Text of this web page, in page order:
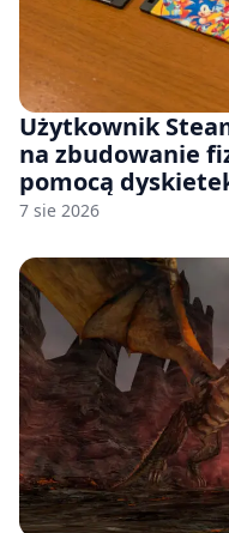
Użytkownik
na zbudowanie
pomocą
7 sie 2026